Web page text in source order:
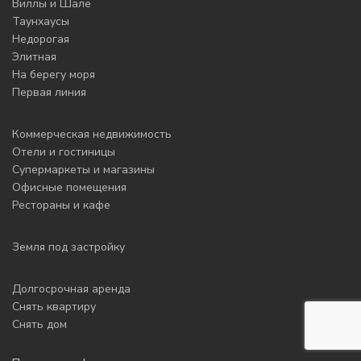
Виллы и Шале
Таунхаусы
Недорогая
Элитная
На берегу моря
Первая линия
Коммерческая недвижимость
Отели и гостиницы
Супермаркеты и магазины
Офисные помещения
Рестораны и кафе
Земля под застройку
Долгосрочная аренда
Снять квартиру
Снять дом